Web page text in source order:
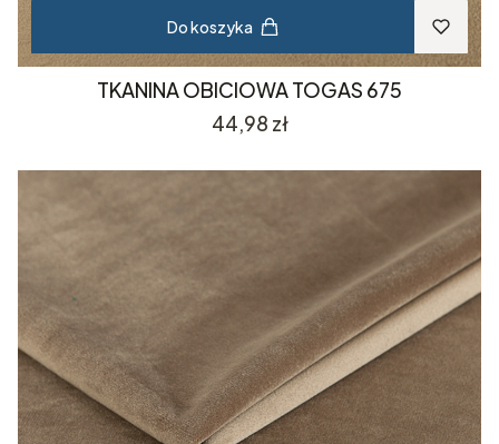
Do koszyka
TKANINA OBICIOWA TOGAS 675
Cena
44,98 zł